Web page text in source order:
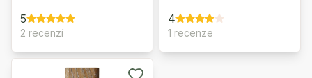
5
2 recenzí
4
1 recenze